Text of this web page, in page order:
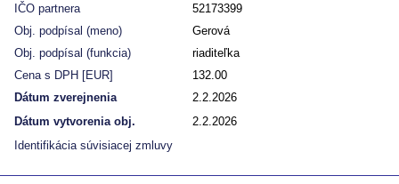
IČO partnera
52173399
Obj. podpísal (meno)
Gerová
Obj. podpísal (funkcia)
riaditeľka
Cena s DPH [EUR]
132.00
Dátum zverejnenia
2.2.2026
Dátum vytvorenia obj.
2.2.2026
Identifikácia súvisiacej zmluvy